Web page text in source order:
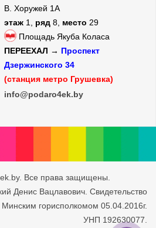
В. Хоружей 1А
этаж 1, ряд 8, место 29
Площадь Якуба Коласа
ПЕРЕЕХАЛ → Проспект
Дзержинского 34
(станция метро Грушевка)
info@podaro4ek.by
Все права защищены.
Денис Вацлавович. Свидетельство
горисполкомом 05.04.2016г.
УНП 192630077.